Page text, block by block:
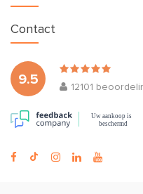
9.5
12101
Uw aankoop is
beschermd
Contact